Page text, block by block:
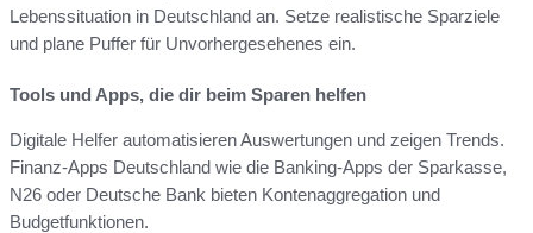
Lebenssituation in Deutschland an. Setze realistische Sparziele
und plane Puffer für Unvorhergesehenes ein.
Tools und Apps, die dir beim Sparen helfen
Digitale Helfer automatisieren Auswertungen und zeigen Trends.
Finanz-Apps Deutschland wie die Banking-Apps der Sparkasse,
N26 oder Deutsche Bank bieten Kontenaggregation und
Budgetfunktionen.